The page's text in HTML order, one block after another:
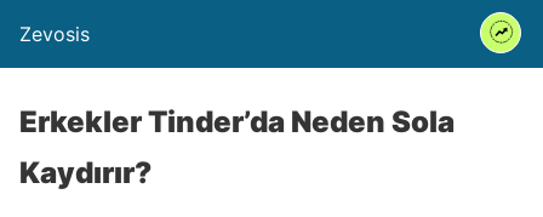
Zevosis
Erkekler Tinder’da Neden Sola
Kaydırır?